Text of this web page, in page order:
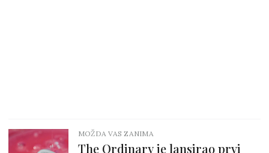
MOŽDA VAS ZANIMA
The Ordinary je lansirao prvi